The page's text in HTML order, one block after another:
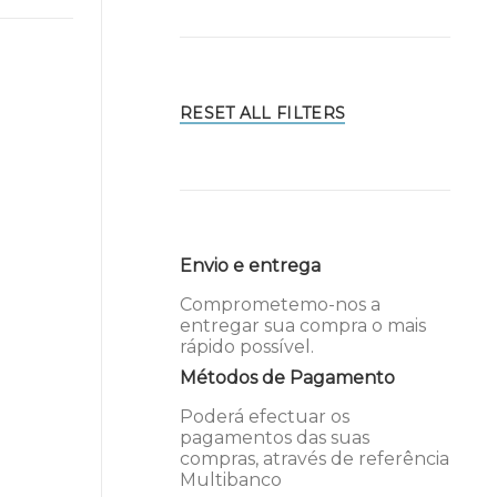
RESET ALL FILTERS
Envio e entrega
Comprometemo-nos a
entregar sua compra o mais
rápido possível.
Métodos de Pagamento
Poderá efectuar os
pagamentos das suas
compras, através de referência
Multibanco